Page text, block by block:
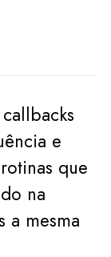
e
que
na
a mesma